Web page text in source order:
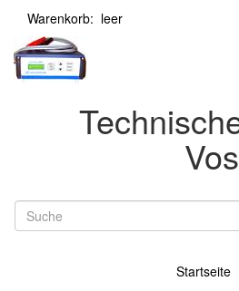
Warenkorb: leer
Startseite